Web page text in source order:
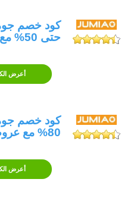
كود خصم
حتى 50% مع تخفيضات Jumia
أعرض
كود خصم
80% مع عروض Jumia
أعرض